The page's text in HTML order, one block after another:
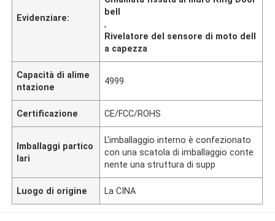
Evidenziare:
bell
,
Rivelatore del sensore di moto dell
a capezza
Capacità di alime
ntazione
4999
Certificazione CE/FCC/ROHS
Imballaggi partico
lari
L'imballaggio interno è confezionato
con una scatola di imballaggio conte
nente una struttura di supp
Luogo di origine La CINA